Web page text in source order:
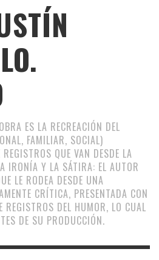
ES LA RECREACIÓN DEL
FAMILIAR, SOCIAL)
QUE VAN DESDE LA
IRONÍA Y LA SÁTIRA: EL AUTOR
LE RODEA DESDE UNA
CRÍTICA, PRESENTADA CON
REGISTROS DEL HUMOR, LO CUAL
DE SU PRODUCCIÓN.